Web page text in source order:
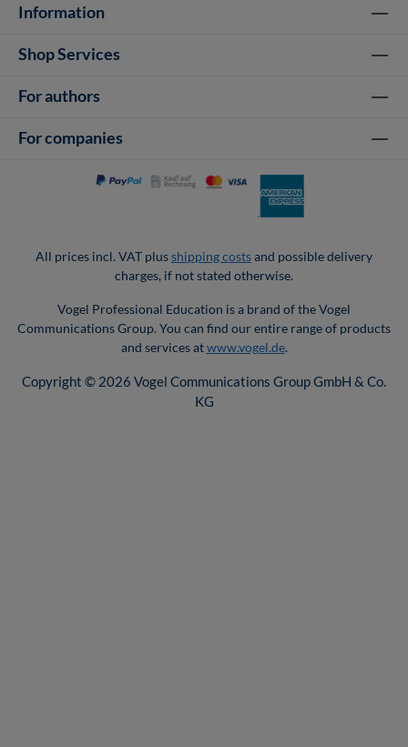
Information
Shop Services
For authors
For companies
All prices incl. VAT plusshipping costsand possible delivery
charges, if not stated otherwise.
Vogel Professional Education is a brand of the Vogel
Communications Group. You can find our entire range of products
and services atwww.vogel.de.
Copyright © 2026 Vogel Communications Group GmbH & Co.
KG